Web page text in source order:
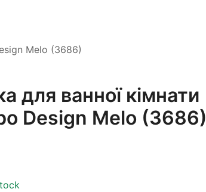
Melo (3686)
для ванної кімнати
Design Melo (3686)